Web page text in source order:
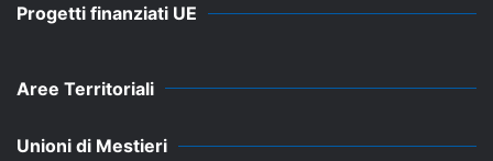
Progetti finanziati UE
Aree Territoriali
Unioni di Mestieri